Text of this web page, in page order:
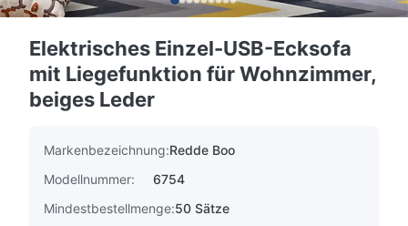
Elektrisches Einzel-USB-Ecksofa
mit Liegefunktion für Wohnzimmer,
beiges Leder
Markenbezeichnung:Redde Boo
Modellnummer:
6754
Mindestbestellmenge:50 Sätze